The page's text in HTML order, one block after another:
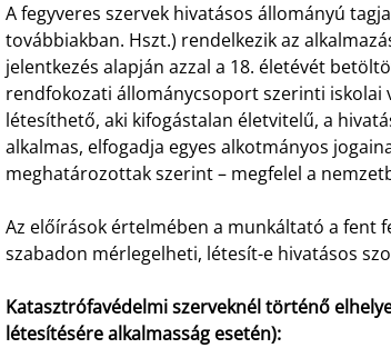
A fegyveres szervek hivatásos állományú
továbbiakban. Hszt.) rendelkezik az
jelentkezés alapján azzal a 18. életévét
rendfokozati állománycsoport szerinti iskolai
létesíthető, aki kifogástalan életvitelű, a
alkalmas, elfogadja egyes alkotmányos
meghatározottak szerint – megfelel a
Az előírások értelmében a munkáltató a fent
szabadon mérlegelheti, létesít-e hivatásos
Katasztrófavédelmi szerveknél történő
létesítésére alkalmasság esetén):